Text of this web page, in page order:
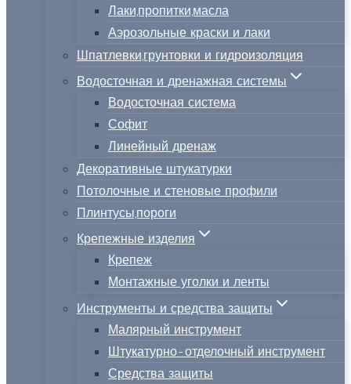
Лаки,пропитки,масла
Аэрозольные краски и лаки
Шпатлевки,грунтовки и гидроизоляция
Водосточная и дренажная системы
Водосточная система
Софит
Линейный дренаж
Декоративные штукатурки
Потолочные и стеновые профили
Плинтусы,пороги
Крепежные изделия
Крепеж
Монтажные уголки и ленты
Инструменты и средства защиты
Малярный инструмент
Штукатурно-отделочный инструмент
Средства защиты